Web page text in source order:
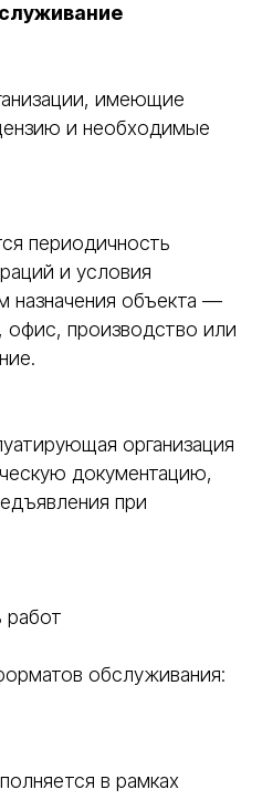
имеющие
и необходимые
периодичность
и условия
назначения объекта —
офис, производство или
организация
документацию,
при
работ
обслуживания:
в рамках